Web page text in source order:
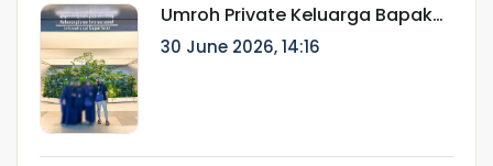
Umroh Private Keluarga Bapak
Ainur Rifki: Perjalanan Ibadah
Eksklusif Bersama Munatour
30 June 2026, 14:16